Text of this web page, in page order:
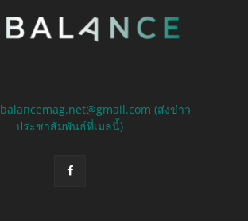
balancemag.net@gmail.com (ส่งข่าว
ประชาสัมพันธ์ที่เมลนี้)